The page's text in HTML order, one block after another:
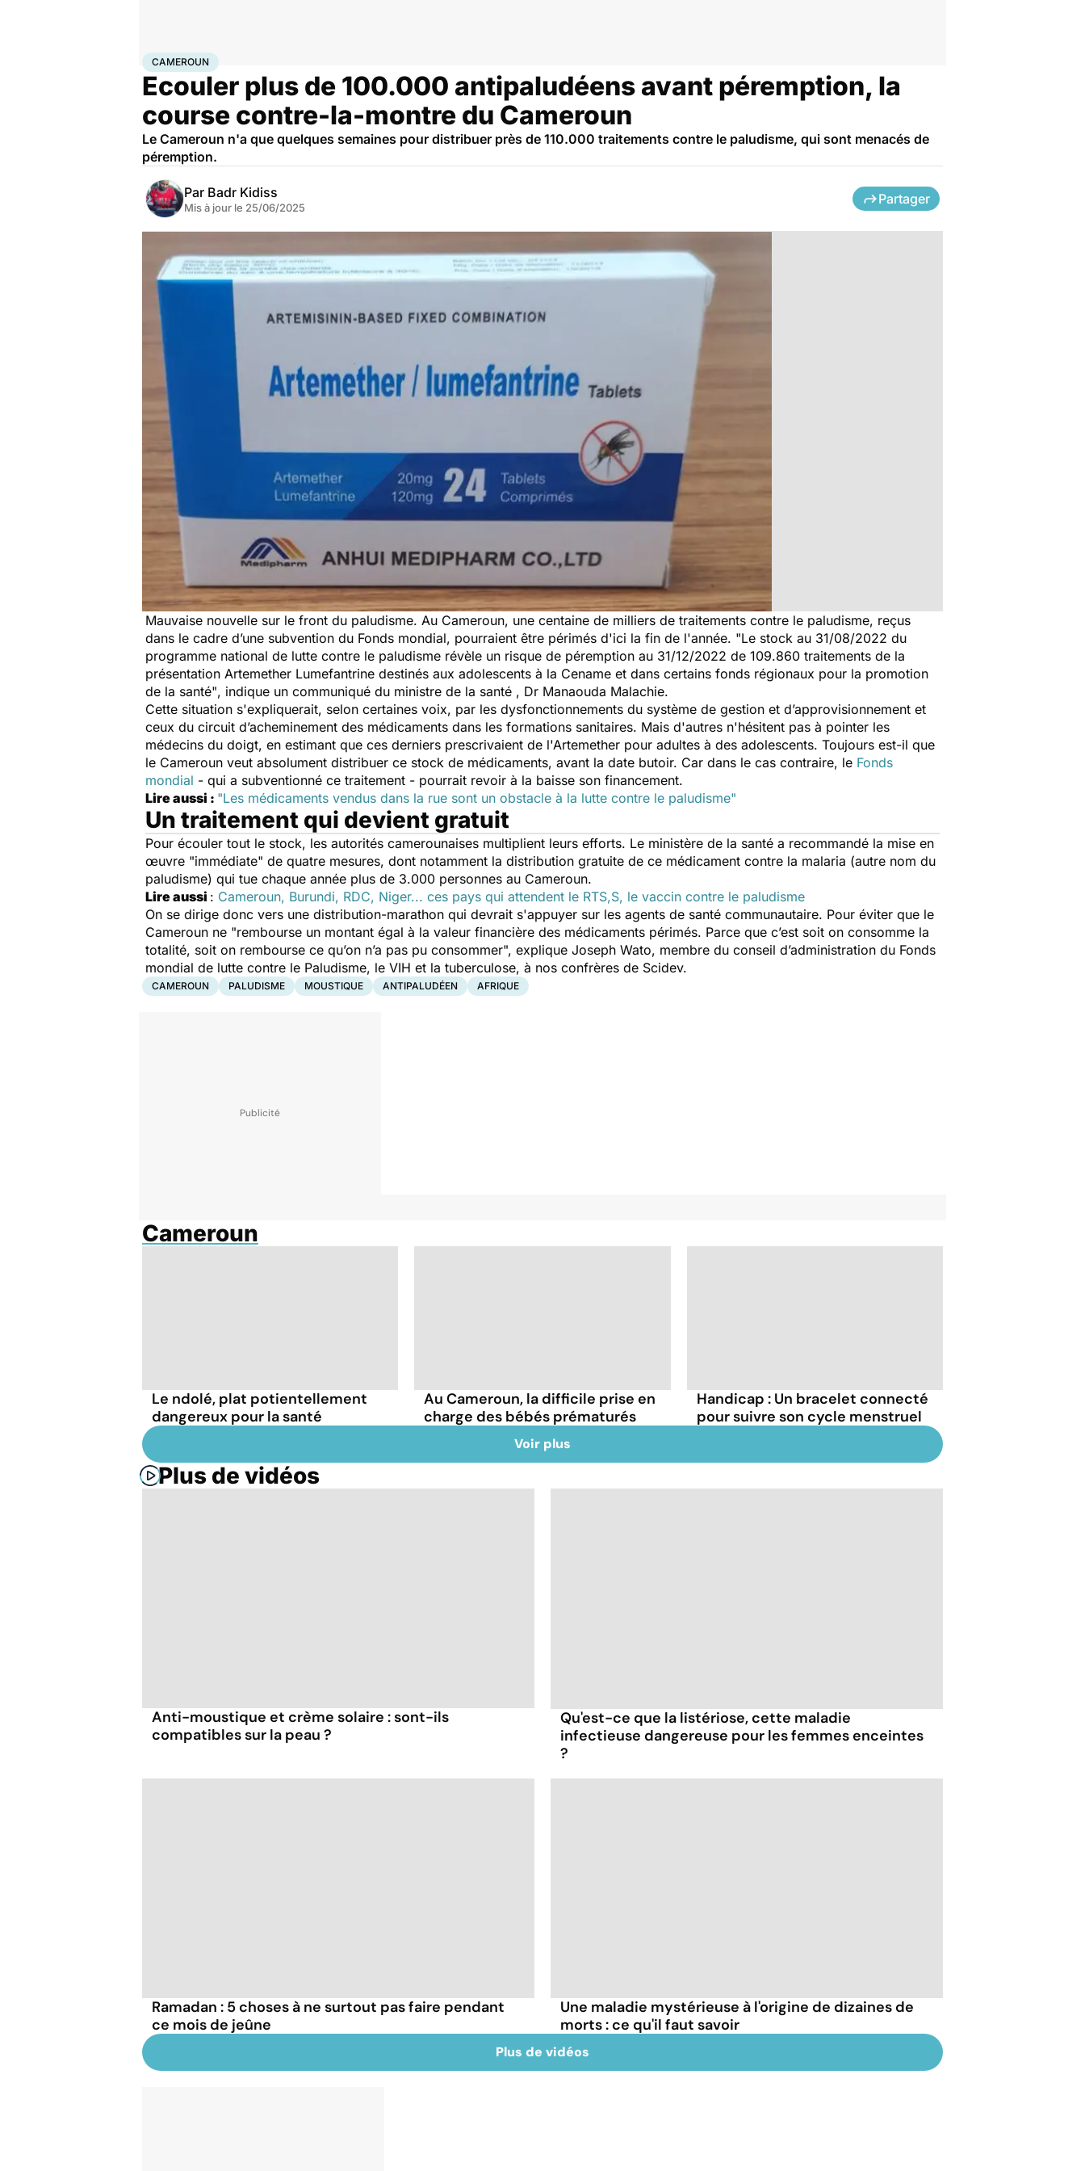
AccueilSantéMédicaments
CAMEROUN
Ecouler plus de 100.000 antipaludéens avant péremption, la
course contre-la-montre du Cameroun
Le Cameroun n'a que quelques semaines pour distribuer près de 110.000 traitements contre le paludisme, qui sont menacés de
péremption.
Par Badr Kidiss
Mis à jour le 25/06/2025
Partager
Mauvaise nouvelle sur le front du paludisme. Au Cameroun, une centaine de milliers de traitements contre le paludisme, reçus
dans le cadre d’une subvention du Fonds mondial, pourraient être périmés d'ici la fin de l'année. "Le stock au 31/08/2022 du
programme national de lutte contre le paludisme révèle un risque de péremption au 31/12/2022 de 109.860 traitements de la
présentation Artemether Lumefantrine destinés aux adolescents à la Cename et dans certains fonds régionaux pour la promotion
de la santé", indique un communiqué du ministre de la santé , Dr Manaouda Malachie.
Cette situation s'expliquerait, selon certaines voix, par les dysfonctionnements du système de gestion et d’approvisionnement et
ceux du circuit d’acheminement des médicaments dans les formations sanitaires. Mais d'autres n'hésitent pas à pointer les
médecins du doigt, en estimant que ces derniers prescrivaient de l'Artemether pour adultes à des adolescents. Toujours est-il que
le Cameroun veut absolument distribuer ce stock de médicaments, avant la date butoir. Car dans le cas contraire, le Fonds
mondial - qui a subventionné ce traitement - pourrait revoir à la baisse son financement.
Lire aussi : "Les médicaments vendus dans la rue sont un obstacle à la lutte contre le paludisme"
Un traitement qui devient gratuit
Pour écouler tout le stock, les autorités camerounaises multiplient leurs efforts. Le ministère de la santé a recommandé la mise en
œuvre "immédiate" de quatre mesures, dont notamment la distribution gratuite de ce médicament contre la malaria (autre nom du
paludisme) qui tue chaque année plus de 3.000 personnes au Cameroun.
Lire aussi : Cameroun, Burundi, RDC, Niger... ces pays qui attendent le RTS,S, le vaccin contre le paludisme
On se dirige donc vers une distribution-marathon qui devrait s'appuyer sur les agents de santé communautaire. Pour éviter que le
Cameroun ne "rembourse un montant égal à la valeur financière des médicaments périmés. Parce que c’est soit on consomme la
totalité, soit on rembourse ce qu’on n’a pas pu consommer", explique Joseph Wato, membre du conseil d’administration du Fonds
mondial de lutte contre le Paludisme, le VIH et la tuberculose, à nos confrères de Scidev.
CAMEROUN PALUDISME MOUSTIQUE ANTIPALUDÉEN AFRIQUE
Cameroun
Le ndolé, plat potientellement
dangereux pour la santé
Au Cameroun, la difficile prise en
charge des bébés prématurés
Handicap : Un bracelet connecté
pour suivre son cycle menstruel
Voir plus
Plus de vidéos
Anti-moustique et crème solaire : sont-ils
compatibles sur la peau ?
Qu'est-ce que la listériose, cette maladie
infectieuse dangereuse pour les femmes enceintes
?
Ramadan : 5 choses à ne surtout pas faire pendant
ce mois de jeûne
Une maladie mystérieuse à l'origine de dizaines de
morts : ce qu'il faut savoir
Plus de vidéos